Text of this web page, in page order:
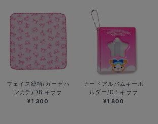
フェイス総柄/ガーゼハ
ンカチ/DB.キララ
¥1,300
カードアルバムキーホ
ルダー/DB.キララ
¥1,800